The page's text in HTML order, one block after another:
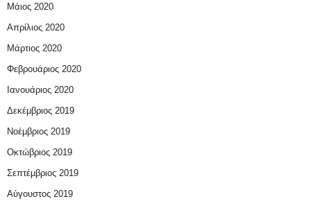
Μάιος 2020
Απρίλιος 2020
Μάρτιος 2020
Φεβρουάριος 2020
Ιανουάριος 2020
Δεκέμβριος 2019
Νοέμβριος 2019
Οκτώβριος 2019
Σεπτέμβριος 2019
Αύγουστος 2019